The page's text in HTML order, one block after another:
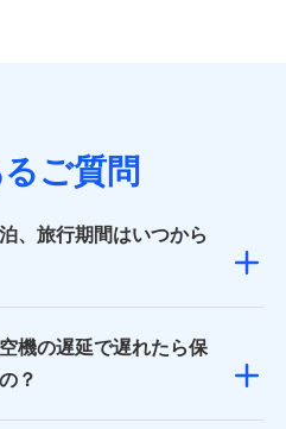
ご質問
、旅行期間はいつから
機の遅延で遅れたら保
？